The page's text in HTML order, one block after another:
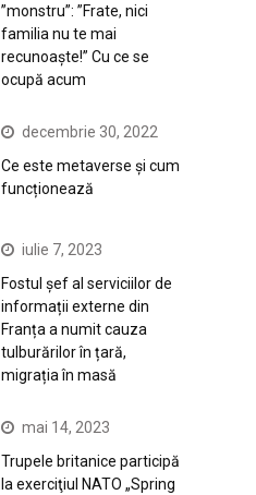
”monstru”: ”Frate, nici
familia nu te mai
recunoaște!” Cu ce se
ocupă acum
decembrie 30, 2022
Ce este metaverse și cum
funcționează
iulie 7, 2023
Fostul șef al serviciilor de
informații externe din
Franța a numit cauza
tulburărilor în țară,
migrația în masă
mai 14, 2023
Trupele britanice participă
la exerciţiul NATO „Spring